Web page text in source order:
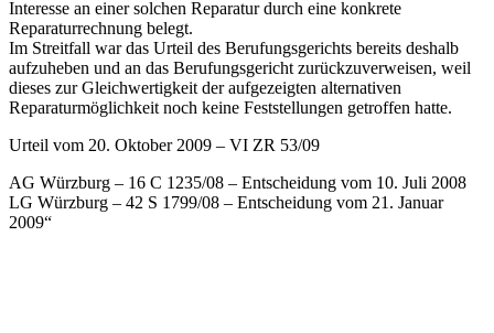
Interesse an einer solchen Reparatur durch eine konkrete
Reparaturrechnung belegt.
Im Streitfall war das Urteil des Berufungsgerichts bereits deshalb
aufzuheben und an das Berufungsgericht zurückzuverweisen, weil
dieses zur Gleichwertigkeit der aufgezeigten alternativen
Reparaturmöglichkeit noch keine Feststellungen getroffen hatte.
Urteil vom 20. Oktober 2009 – VI ZR 53/09
AG Würzburg – 16 C 1235/08 – Entscheidung vom 10. Juli 2008
LG Würzburg – 42 S 1799/08 – Entscheidung vom 21. Januar
2009“